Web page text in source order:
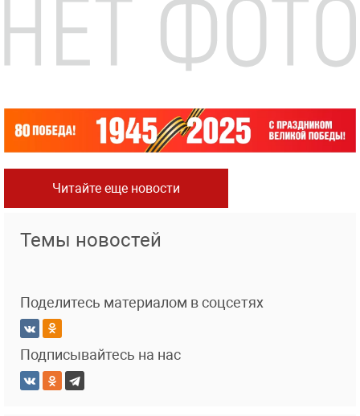
Читайте еще новости
Темы новостей
Поделитесь материалом в соцсетях
Подписывайтесь на нас